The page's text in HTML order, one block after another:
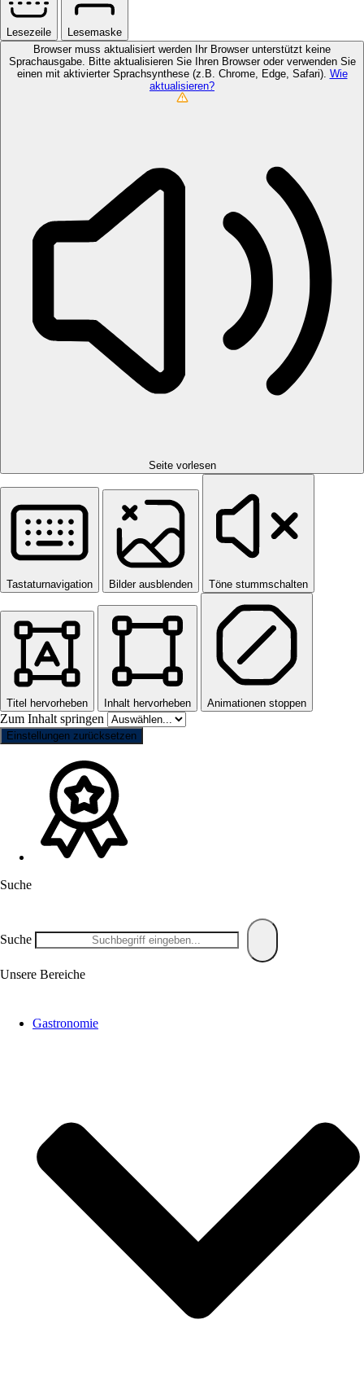
Lesezeile
Lesemaske
Browser muss aktualisiert werden
Ihr Browser unterstützt keine
Sprachausgabe. Bitte aktualisieren Sie Ihren Browser oder verwenden Sie
einen mit aktivierter Sprachsynthese (z.B. Chrome, Edge, Safari). Wie
aktualisieren?
Seite vorlesen
Tastaturnavigation Bilder ausblenden Töne stummschalten
Titel hervorheben Inhalt hervorheben Animationen stoppen
Zum Inhalt springen
Einstellungen zurücksetzen
Suche
Suche
Unsere Bereiche
Gastronomie